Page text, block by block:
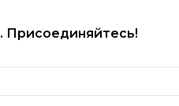
. Присоединяйтесь!